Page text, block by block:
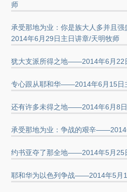
师
承受那地为业：你是族大人多并且
2014年6月29日主日讲章/天明牧师
犹大支派所得之地——2014年6月22
专心跟从耶和华——2014年6月15日
还有许多未得之地——2014年6月8
承受那地为业：争战的艰辛
约书亚夺了那全地——2014年5月25
耶和华为以色列争战——2014年5月